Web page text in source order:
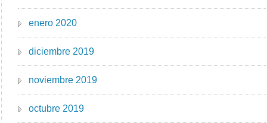
enero 2020
diciembre 2019
noviembre 2019
octubre 2019